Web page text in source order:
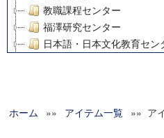
教職課程センター
福澤研究センター
日本語・日本文化教育セン
グローバルリサーチインス
ホーム »» アイテム一覧 »» ア